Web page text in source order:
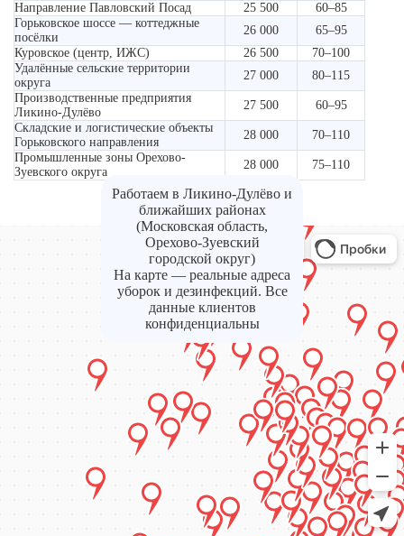
Направление Павловский Посад
25 500
60–85
Горьковское шоссе — коттеджные
посёлки
26 000
65–95
Куровское (центр, ИЖС)
26 500
70–100
Удалённые сельские территории
округа
27 000
80–115
Производственные предприятия
Ликино-Дулёво
27 500
60–95
Складские и логистические объекты
Горьковского направления
28 000
70–110
Промышленные зоны Орехово-
Зуевского округа
28 000 75–110
Работаем в Ликино-Дулёво и
ближайших районах
(Московская область,
Орехово-Зуевский
городской округ)
На карте — реальные адреса
уборок и дезинфекций. Все
данные клиентов
конфиденциальны